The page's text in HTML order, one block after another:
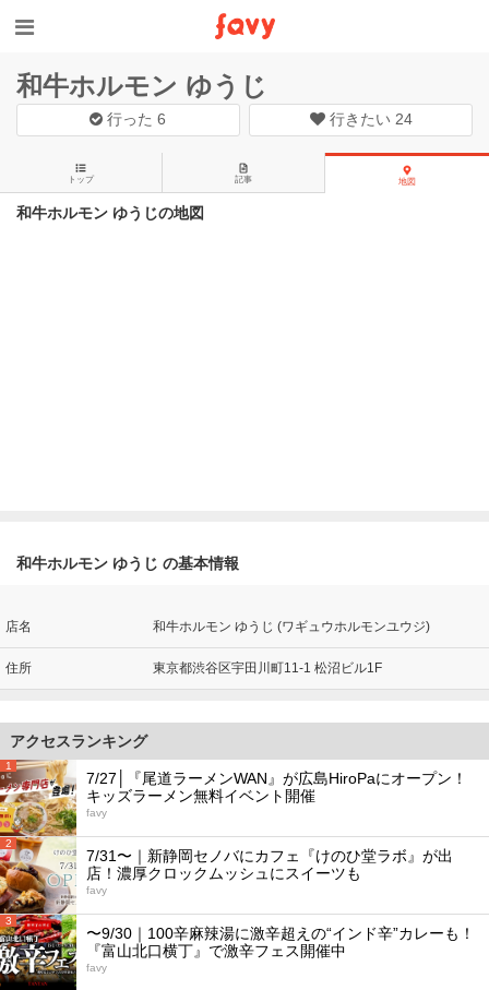
和牛ホルモン ゆうじ
行った6 行きたい 24
トップ 記事 地図
和牛ホルモン ゆうじの地図
和牛ホルモン ゆうじ の基本情報
店名 和牛ホルモン ゆうじ (ワギュウホルモンユウジ)
住所 東京都渋谷区宇田川町11-1 松沼ビル1F
アクセスランキング
1
7/27│『尾道ラーメンWAN』が広島HiroPaにオープン！
キッズラーメン無料イベント開催
favy
2
7/31〜｜新静岡セノバにカフェ『けのひ堂ラボ』が出
店！濃厚クロックムッシュにスイーツも
favy
3
〜9/30｜100辛麻辣湯に激辛超えの“インド辛”カレーも！
『富山北口横丁』で激辛フェス開催中
favy